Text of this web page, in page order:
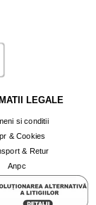
LEGALE
si conditii
& Cookies
& Retur
Anpc